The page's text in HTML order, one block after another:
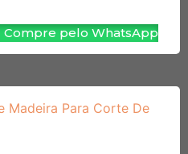
Compre pelo WhatsApp